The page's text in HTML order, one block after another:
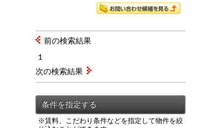
前の検索結果
1
※賃料、こだわり条件などを指定して物件を絞